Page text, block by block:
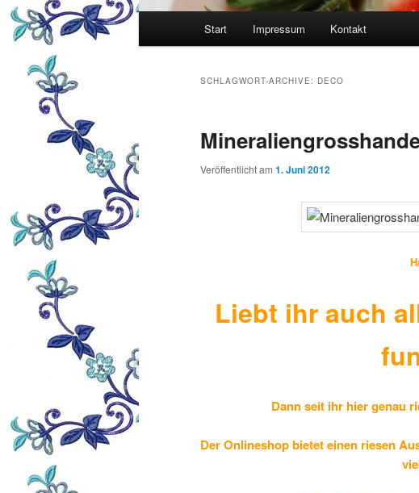
Start Impressum Kontakt
SCHLAGWORT-ARCHIVE: DECO
Veröffentlicht am 1. Juni 2012
Liebt ihr auch
Dann seit ihr hier genau
Der Onlineshop bietet einen riesen